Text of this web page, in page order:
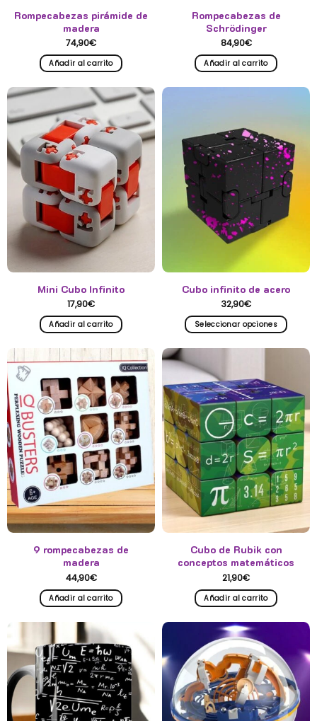
Rompecabezas pirámide de
madera
74,90€
Añadir al carrito
Rompecabezas de
Schrödinger
84,90€
Añadir al carrito
Mini Cubo Infinito
17,90€
Añadir al carrito
Cubo infinito de acero
32,90€
Seleccionar opciones
múltiples
variantes.
Las
opciones
se
pueden
elegir
en
la
página
de
9 rompecabezas de
madera
44,90€
Añadir al carrito
Cubo de Rubik con
conceptos matemáticos
21,90€
Añadir al carrito